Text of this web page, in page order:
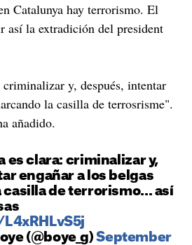
Catalunya hay terrorismo. El
así la extradición del president
y, después, intentar
la casilla de terrosrisme".
añadido.
es clara: criminalizar y,
engañar a los belgas
casilla de terrorismo... así
(@boye_g)September